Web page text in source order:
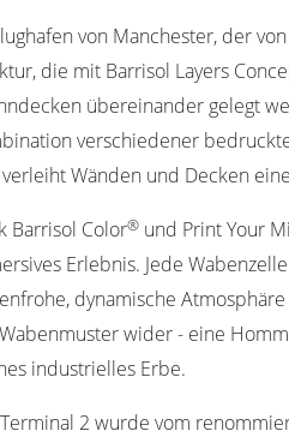
von Manchester, der
die mit Barrisol Layers
übereinander gelegt
verschiedener
Wänden und Decken
Barrisol Color® und Print Your
Erlebnis. Jede
dynamische
wider - eine
industrielles Erbe.
2 wurde vom